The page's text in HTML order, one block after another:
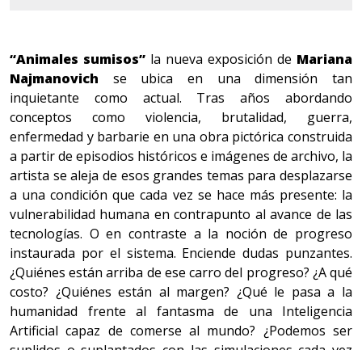
“Animales sumisos” la nueva exposición de Mariana
Najmanovich se ubica en una dimensión tan
inquietante como actual. Tras años abordando
conceptos como violencia, brutalidad, guerra,
enfermedad y barbarie en una obra pictórica construida
a partir de episodios históricos e imágenes de archivo, la
artista se aleja de esos grandes temas para desplazarse
a una condición que cada vez se hace más presente: la
vulnerabilidad humana en contrapunto al avance de las
tecnologías. O en contraste a la noción de progreso
instaurada por el sistema. Enciende dudas punzantes.
¿Quiénes están arriba de ese carro del progreso? ¿A qué
costo? ¿Quiénes están al margen? ¿Qué le pasa a la
humanidad frente al fantasma de una Inteligencia
Artificial capaz de comerse al mundo? ¿Podemos ser